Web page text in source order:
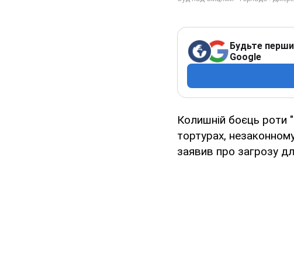
Будьте
Google
Колишній боєць роти
тортурах,
заявив про загрозу